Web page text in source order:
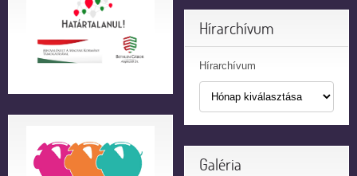
Hírarchívum
Hírarchívum
Galéria